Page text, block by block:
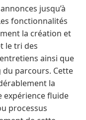
jusqu’à
fonctionnalités
la création et
le tri des
ainsi que
parcours. Cette
la
expérience fluide
processus